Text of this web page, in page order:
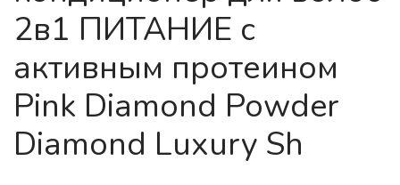
2в1 ПИТАНИЕ с
активным протеином
Pink Diamond Powder
Diamond Luxury Sh